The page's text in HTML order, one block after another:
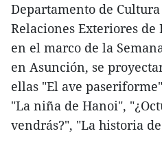
Departamento de
Relaciones Exteriores
en el marco de la
en Asunción, se
ellas "El ave
"La niña de Hanoi",
vendrás?", "La historia